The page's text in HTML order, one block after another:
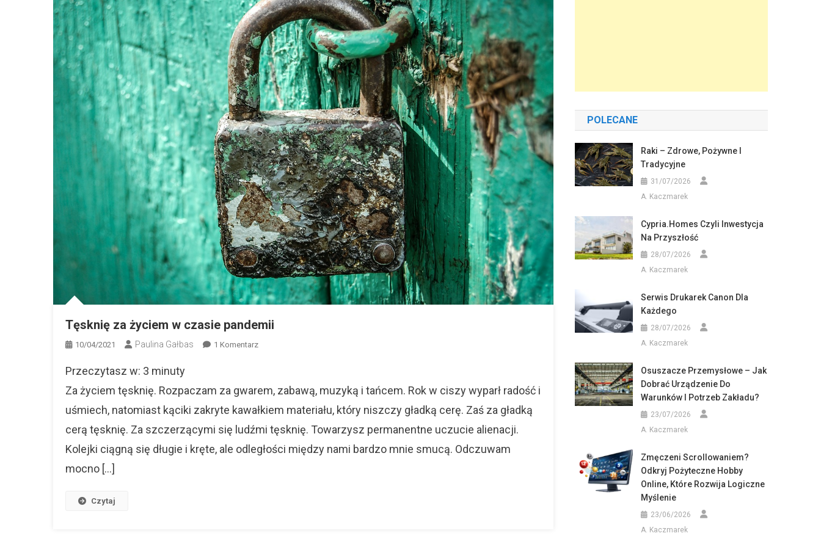
Tęsknię za życiem w czasie pandemii
10/04/2021 Paulina Gałbas 1 KomentarzDo
Czasie
Pandemii
Przeczytasz w: 3 minuty
Za życiem tęsknię. Rozpaczam za gwarem, zabawą, muzyką i tańcem. Rok w ciszy wyparł radość i
uśmiech, natomiast kąciki zakryte kawałkiem materiału, który niszczy gładką cerę. Zaś za gładką
cerą tęsknię. Za szczerzącymi się ludźmi tęsknię. Towarzysz permanentne uczucie alienacji.
Kolejki ciągną się długie i kręte, ale odległości między nami bardzo mnie smucą. Odczuwam
mocno […]
Czytaj
POLECANE
Raki – Zdrowe, Pożywne I
Tradycyjne
31/07/2026
A. Kaczmarek
Cypria.homes Czyli Inwestycja
Na Przyszłość
28/07/2026
A. Kaczmarek
Serwis Drukarek Canon Dla
Każdego
28/07/2026
A. Kaczmarek
Osuszacze Przemysłowe – Jak
Dobrać Urządzenie Do
Warunków I Potrzeb Zakładu?
23/07/2026
A. Kaczmarek
Zmęczeni Scrollowaniem?
Odkryj Pożyteczne Hobby
Online, Które Rozwija Logiczne
Myślenie
23/06/2026
A. Kaczmarek